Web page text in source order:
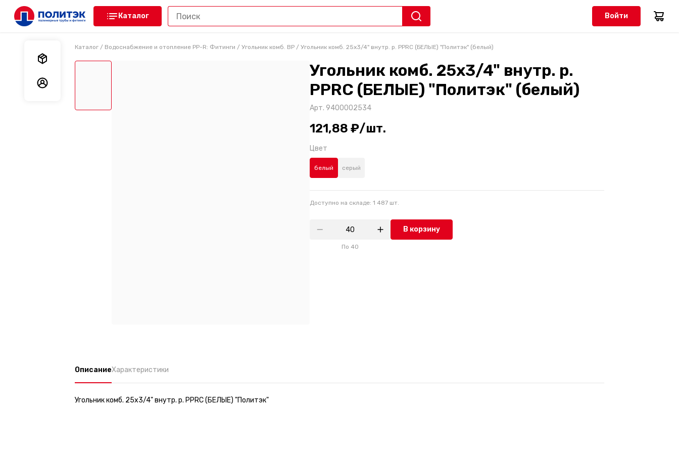
Каталог Войти
Каталог / Водоснабжение и отопление PP-R: Фитинги / Угольник комб. ВР / Угольник комб. 25х3/4" внутр. р. PPRC (БЕЛЫЕ) "Политэк" (белый)
Угольник комб. 25х3/4" внутр. р.
PPRC (БЕЛЫЕ) "Политэк" (белый)
Арт. 9400002534
121,88 ₽/шт.
Цвет
белый серый
Доступно на складе: 1 487 шт.
По 40
В корзину
ОписаниеХарактеристики
Угольник комб. 25х3/4" внутр. р. PPRC (БЕЛЫЕ) "Политэк"